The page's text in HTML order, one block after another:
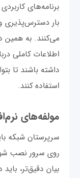
برنامه‌های
بار دسترس‌پذیری
می‌کنند. به همین
اطلاعات کاملی
داشته باشند تا
استفاده کنند.
مولفه‌های
سرپرستان شبکه
روی سرور نصب
بیان دقیق‌تر،